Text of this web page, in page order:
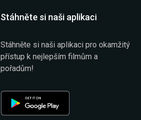
Stáhněte si naši aplikaci
Stáhněte si naši aplikaci pro okamžitý
přístup k nejlepším filmům a
pořadům!